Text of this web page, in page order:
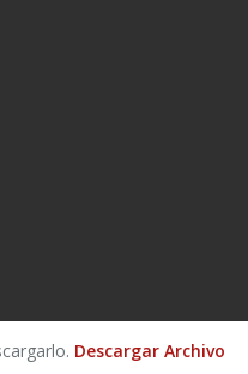
Descargar Archivo